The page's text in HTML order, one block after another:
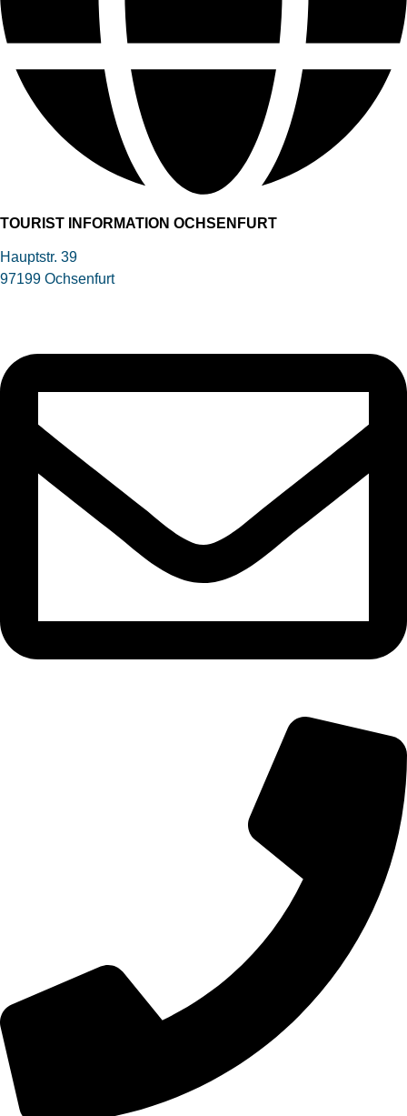
TOURIST INFORMATION OCHSENFURT
Hauptstr. 39
97199 Ochsenfurt